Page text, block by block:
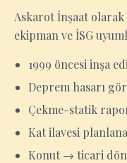
Askarot İnşaat
ekipman ve İSG
1999 öncesi inşa
Deprem hasarı
Çekme-statik
Kat ilavesi
Konut → ticari